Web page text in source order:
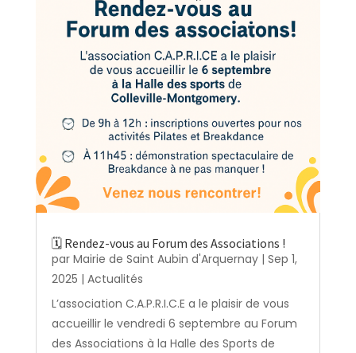
🗓️ Rendez-vous au Forum des Associations !
par Mairie de Saint Aubin d'Arquernay| Sep 1,
2025 | Actualités
L’association C.A.P.R.I.C.E a le plaisir de vous
accueillir le vendredi 6 septembre au Forum
des Associations à la Halle des Sports de